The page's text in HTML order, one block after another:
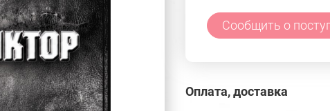
Сообщить о
Оплата, доставка